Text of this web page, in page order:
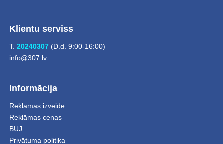
Klientu serviss
T. 20240307(D.d. 9:00-16:00)
info@307.lv
Informācija
Reklāmas izveide
Reklāmas cenas
BUJ
Privātuma politika